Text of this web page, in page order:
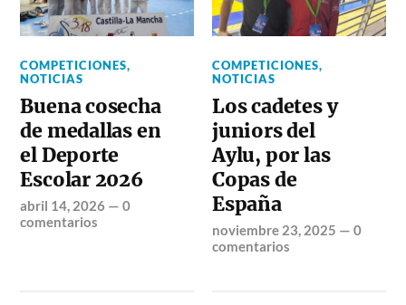
COMPETICIONES,
NOTICIAS
Buena cosecha
de medallas en
el Deporte
Escolar 2026
abril 14, 2026 —0
comentarios
COMPETICIONES,
NOTICIAS
Los cadetes y
juniors del
Aylu, por las
Copas de
España
noviembre 23, 2025 —0
comentarios